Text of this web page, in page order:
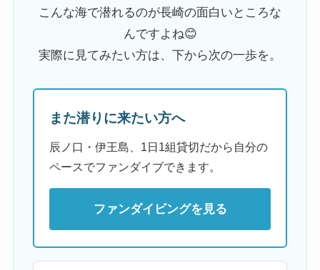
こんな海で潜れるのが長崎の面白いところな
んですよね😊
実際に見てみたい方は、下から次の一歩を。
また潜りに来たい方へ
辰ノ口・伊王島、1日1組貸切だから自分の
ペースでファンダイブできます。
ファンダイビングを見る